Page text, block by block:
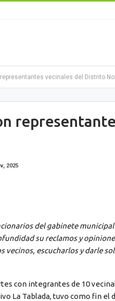
vecinales del Distrito
2025
del gabinete
su reclamos y
vecinos, escucharlos y darle
con integrantes de 10
La Tablada, tuvo como fin el